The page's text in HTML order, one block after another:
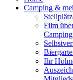
Camping &
Film
Ihr